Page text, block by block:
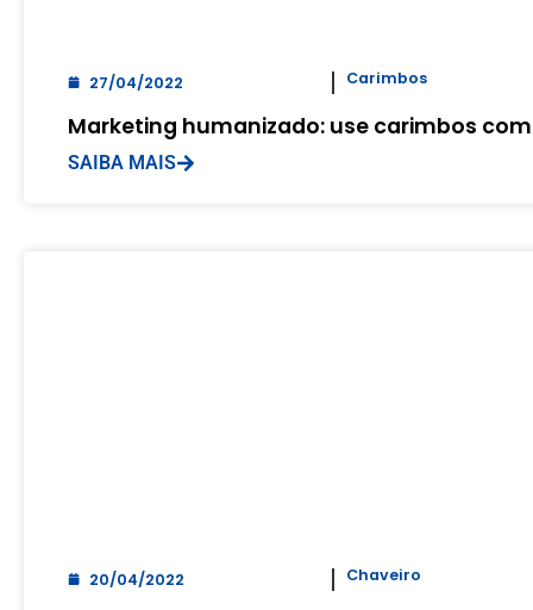
27/04/2022 Carimbos
Marketing humanizado: use carimbos
SAIBA MAIS
20/04/2022 Chaveiro